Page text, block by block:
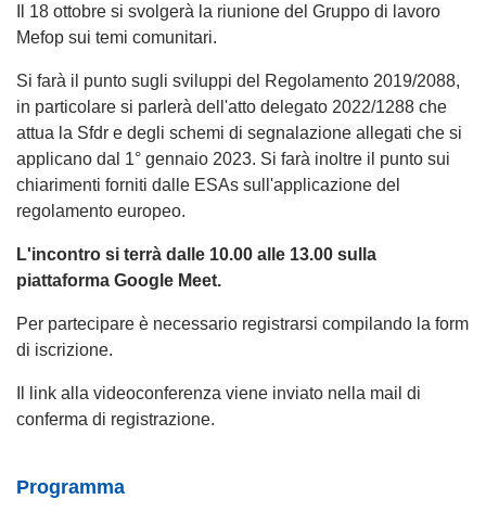
Il 18 ottobre si svolgerà la riunione del Gruppo di lavoro
Mefop sui temi comunitari.
Si farà il punto sugli sviluppi del Regolamento 2019/2088,
in particolare si parlerà dell'atto delegato 2022/1288 che
attua la Sfdr e degli schemi di segnalazione allegati che si
applicano dal 1° gennaio 2023. Si farà inoltre il punto sui
chiarimenti forniti dalle ESAs sull'applicazione del
regolamento europeo.
L'incontro si terrà dalle 10.00 alle 13.00 sulla
piattaforma Google Meet.
Per partecipare è necessario registrarsi compilando la form
di iscrizione.
Il link alla videoconferenza viene inviato nella mail di
conferma di registrazione.
Programma